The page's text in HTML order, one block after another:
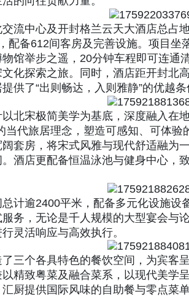
流中心及开封格兰云天大酒店总占
配备612间客房及完善设施。项目
馆举步之遥，20分钟车程即可连通
化探索之旅。同时，酒店距开封北
供了“出则畅达，入则雅静”的优越
北宋极简美学为基底，深度融入在
当代旅居理念，塑造可感知、可体
套房，将宋式风雅与现代舒适融为
酒店更配备恒温泳池与健身中心，
计逾2400平米，配备多元化设施
务，无论是千人规模的大型宴会与
灵活响应与高效执行。
三个各具特色的餐饮空间，为宾客
精致粤菜及融合菜系，以现代美学
厨提供国际风味的自助餐与零点菜